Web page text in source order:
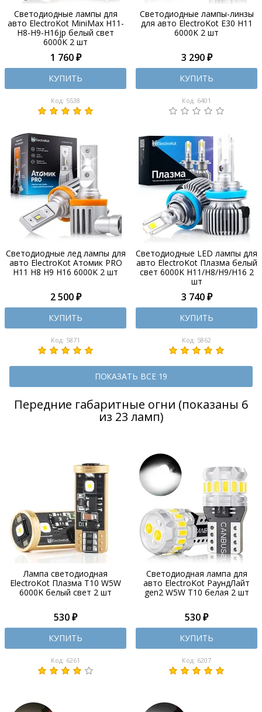
Светодиодные лампы для
авто ElectroKot MiniMax H11-
H8-H9-H16jp белый свет
6000K 2 шт
1 760 ₽
КУПИТЬ
Код: 5538
Светодиодные лампы-линзы
для авто ElectroKot E30 H11
6000K 2 шт
3 290 ₽
КУПИТЬ
Код: 6401
Светодиодные лед лампы для
авто ElectroKot Атомик PRO
H11 H8 H9 H16 6000K 2 шт
2 500 ₽
КУПИТЬ
Код: 5871
Светодиодные LED лампы для
авто ElectroKot Плазма белый
свет 6000K H11/H8/H9/H16 2
шт
3 740 ₽
КУПИТЬ
Код: 5862
ПОКАЗАТЬ ВСЕ 19
Передние габаритные огни (показаны 6
из 23 ламп)
Лампа светодиодная
ElectroKot Плазма T10 W5W
6000K белый свет 2 шт
530 ₽
КУПИТЬ
Код: 6261
Светодиодная лампа для
авто ElectroKot РаундЛайт
gen2 W5W T10 белая 2 шт
530 ₽
КУПИТЬ
Код: 6207